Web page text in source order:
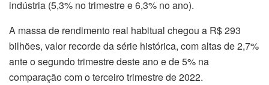
indústria (5,3% no trimestre e 6,3% no ano).
A massa de rendimento real habitual chegou a R$ 293
bilhões, valor recorde da série histórica, com altas de 2,7%
ante o segundo trimestre deste ano e de 5% na
comparação com o terceiro trimestre de 2022.